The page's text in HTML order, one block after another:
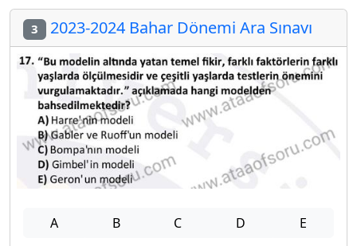
3 2023-2024 Bahar Dönemi Ara Sınavı
A B C D E